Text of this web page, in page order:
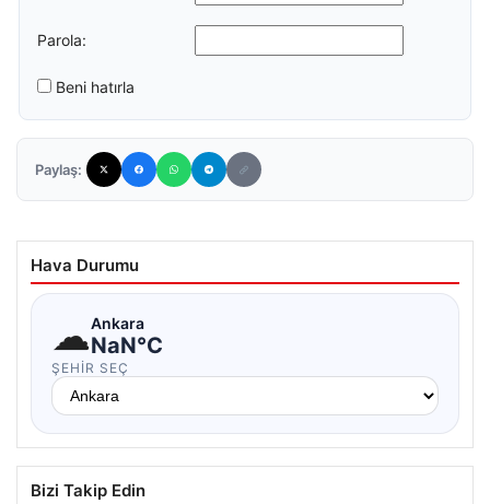
Parola:
Beni hatırla
Paylaş:
Hava Durumu
☁Ankara
NaN°C
ŞEHIR SEÇ
Bizi Takip Edin